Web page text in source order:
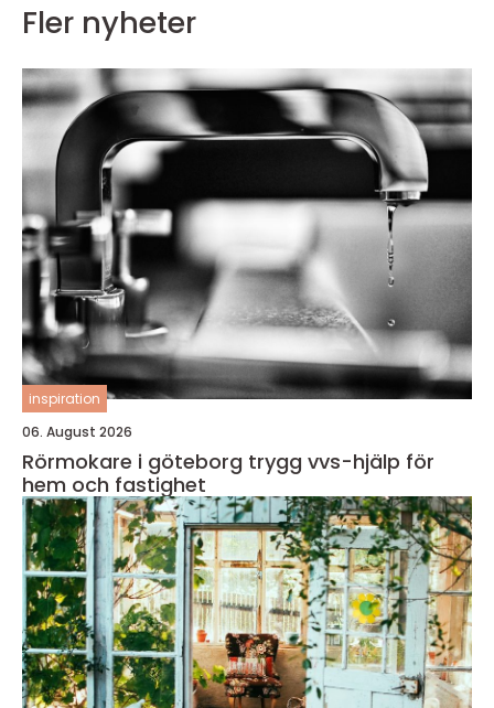
Fler nyheter
inspiration
06. August 2026
Rörmokare i göteborg trygg vvs-hjälp för
hem och fastighet